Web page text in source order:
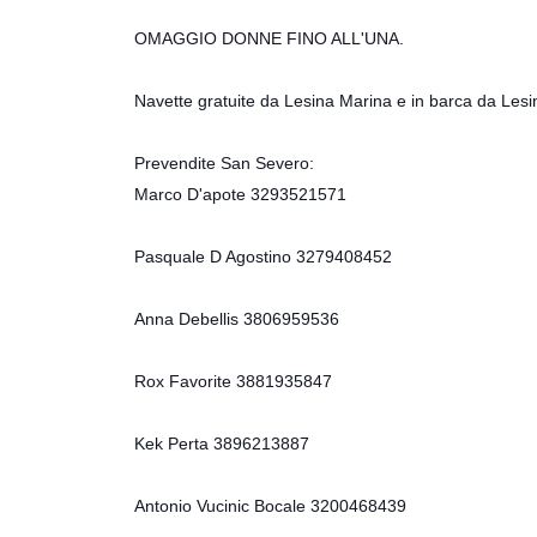
OMAGGIO DONNE FINO ALL'UNA.
Navette gratuite da Lesina Marina e in barca da
Prevendite San Severo:
Marco D'apote 3293521571
Pasquale D Agostino 3279408452
Anna Debellis 3806959536
Rox Favorite 3881935847
Kek Perta 3896213887
Antonio Vucinic Bocale 3200468439